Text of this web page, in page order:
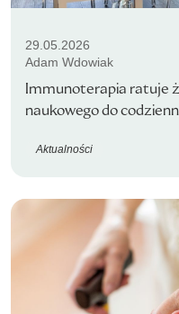
29.05.2026
Adam Wdowiak
Immunoterapia ratuje
naukowego do
Aktualności